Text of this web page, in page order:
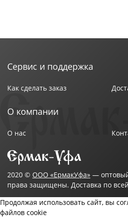
Сервис и поддержка
Как сделать заказ
О компании
О нас
2020 © ООО «ЕрмакУфа» —
права защищены. Доставка по
Продолжая использовать сайт, вы
файлов cookie